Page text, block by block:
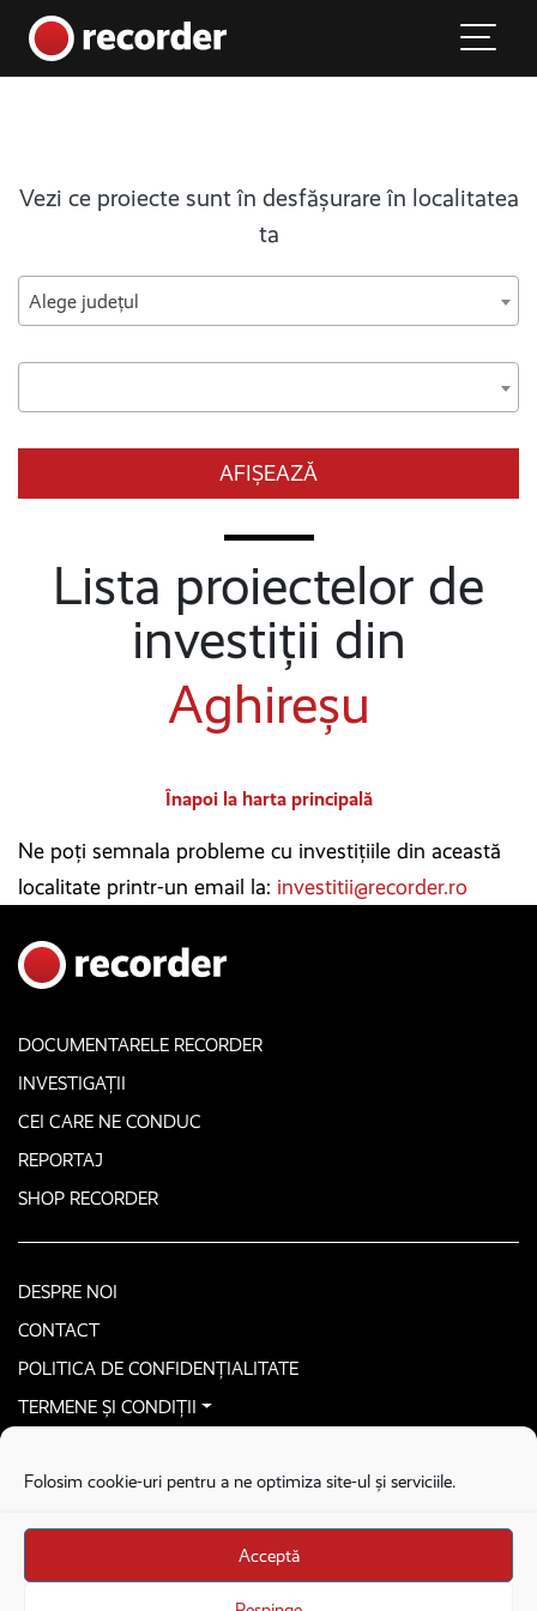
Folosim cookie-uri pentru a ne optimiza site-ul și serviciile.
Acceptă
Main Navigation
Vezi ce proiecte sunt în desfășurare în localitatea
ta
Alege județul
AFIȘEAZĂ
Lista proiectelor de
investiții din
Aghireșu
Înapoi la harta principală
Ne poți semnala probleme cu investițiile din această
localitate printr-un email la: investitii@recorder.ro
DOCUMENTARELE RECORDER
INVESTIGAȚII
CEI CARE NE CONDUC
REPORTAJ
SHOP RECORDER
DESPRE NOI
CONTACT
POLITICA DE CONFIDENȚIALITATE
TERMENE ȘI CONDIȚII
Stega creative
Brandul Recorder e operat de Asociația Recorder Community, sub licența SC